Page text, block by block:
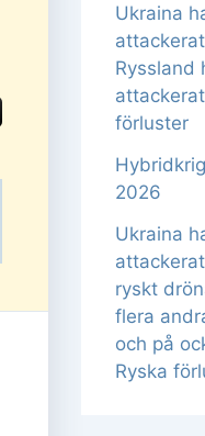
Ukraina
Ryssland
förluster
2026
Ukraina
ryskt
flera
och på
Ryska